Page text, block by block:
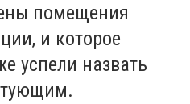
помещения
и которое
успели назвать